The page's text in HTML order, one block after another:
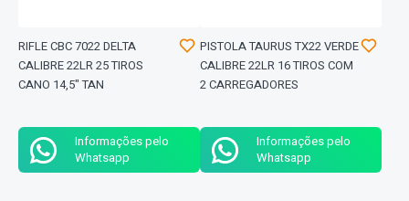
RIFLE CBC 7022 DELTA
CALIBRE 22LR 25 TIROS
CANO 14,5" TAN
Informações pelo
Whatsapp
PISTOLA TAURUS TX22 VERDE
CALIBRE 22LR 16 TIROS COM
2 CARREGADORES
Informações pelo
Whatsapp